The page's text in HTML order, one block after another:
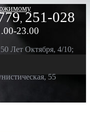
, 251-028
23.00
Лет Октября, 4/10;
55